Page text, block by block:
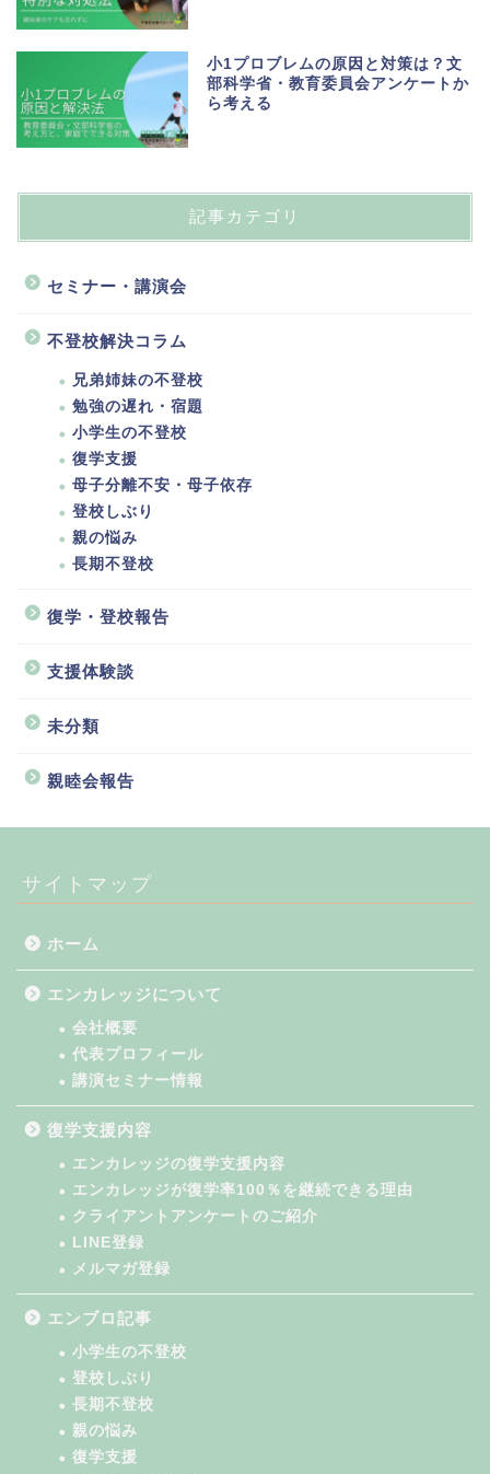
小1プロブレムの原因と対策は？文
部科学省・教育委員会アンケートか
ら考える
記事カテゴリ
セミナー・講演会
不登校解決コラム
兄弟姉妹の不登校
勉強の遅れ・宿題
小学生の不登校
復学支援
母子分離不安・母子依存
登校しぶり
親の悩み
長期不登校
復学・登校報告
支援体験談
未分類
親睦会報告
サイトマップ
ホーム
エンカレッジについて
会社概要
代表プロフィール
講演セミナー情報
復学支援内容
エンカレッジの復学支援内容
エンカレッジが復学率100％を継続できる理由
クライアントアンケートのご紹介
LINE登録
メルマガ登録
エンブロ記事
小学生の不登校
登校しぶり
長期不登校
親の悩み
復学支援